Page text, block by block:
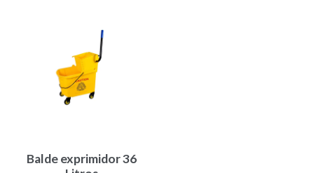
Balde exprimidor 36